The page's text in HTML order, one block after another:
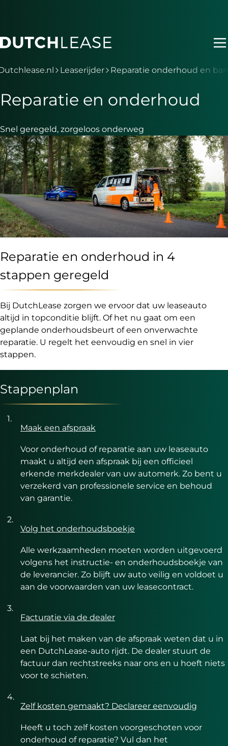
Je bent nu voorbij het hoofdmenu
Leaserijder Reparatie onderhoud en
Reparatie en onderhoud
Snel geregeld, zorgeloos onderweg
Reparatie en onderhoud in 4
stappen geregeld
Bij DutchLease zorgen we ervoor dat uw leaseauto
altijd in topconditie blijft. Of het nu gaat om een
geplande onderhoudsbeurt of een onverwachte
reparatie. U regelt het eenvoudig en snel in vier
stappen.
Stappenplan
Maak een afspraak
Voor onderhoud of reparatie aan uw leaseauto
maakt u altijd een afspraak bij een officieel
erkende merkdealer van uw automerk. Zo bent u
verzekerd van professionele service en behoud
van garantie.
Volg het onderhoudsboekje
Alle werkzaamheden moeten worden uitgevoerd
volgens het instructie- en onderhoudsboekje van
de leverancier. Zo blijft uw auto veilig en voldoet u
aan de voorwaarden van uw leasecontract.
Facturatie via de dealer
Laat bij het maken van de afspraak weten dat u in
een DutchLease-auto rijdt. De dealer stuurt de
factuur dan rechtstreeks naar ons en u hoeft niets
voor te schieten.
Zelf kosten gemaakt? Declareer eenvoudig
Heeft u toch zelf kosten voorgeschoten voor
onderhoud of reparatie? Vul dan het